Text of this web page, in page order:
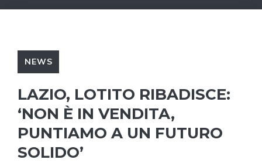
NEWS
LAZIO, LOTITO RIBADISCE:
‘NON È IN VENDITA,
PUNTIAMO A UN FUTURO
SOLIDO’